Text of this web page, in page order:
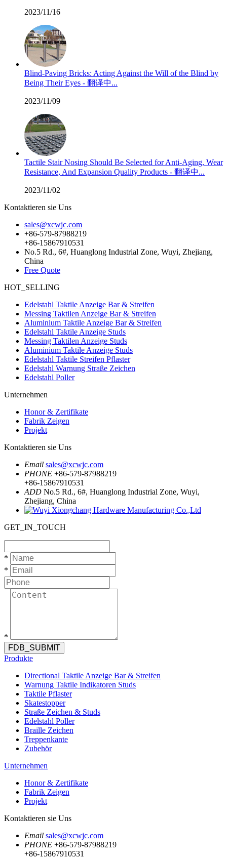
2023/11/16
Blind-Paving Bricks: Acting Against the Will of the Blind by
Being Their Eyes - 翻译中...
2023/11/09
Tactile Stair Nosing Should Be Selected for Anti-Aging, Wear
Resistance, And Expansion Quality Products - 翻译中...
2023/11/02
Kontaktieren sie Uns
sales@xcwjc.com
+86-579-87988219
+86-15867910531
No.5 Rd., 6#, Huanglong Industrial Zone, Wuyi, Zhejiang,
China
Free Quote
HOT_SELLING
Edelstahl Taktile Anzeige Bar & Streifen
Messing Taktilen Anzeige Bar & Streifen
Aluminium Taktile Anzeige Bar & Streifen
Edelstahl Taktile Anzeige Studs
Messing Taktilen Anzeige Studs
Aluminium Taktile Anzeige Studs
Edelstahl Taktile Streifen Pflaster
Edelstahl Warnung Straße Zeichen
Edelstahl Poller
Unternehmen
Honor & Zertifikate
Fabrik Zeigen
Projekt
Kontaktieren sie Uns
Email sales@xcwjc.com
PHONE +86-579-87988219
+86-15867910531
ADD No.5 Rd., 6#, Huanglong Industrial Zone, Wuyi,
Zhejiang, China
GET_IN_TOUCH
*
*
*
FDB_SUBMIT
Produkte
Directional Taktile Anzeige Bar & Streifen
Warnung Taktile Indikatoren Studs
Taktile Pflaster
Skatestopper
Straße Zeichen & Studs
Edelstahl Poller
Braille Zeichen
Treppenkante
Zubehör
Unternehmen
Honor & Zertifikate
Fabrik Zeigen
Projekt
Kontaktieren sie Uns
Email sales@xcwjc.com
PHONE +86-579-87988219
+86-15867910531